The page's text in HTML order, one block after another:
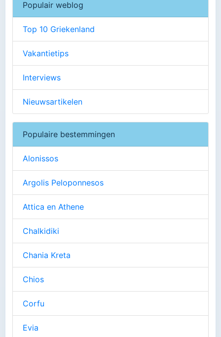
Populair weblog
Top 10 Griekenland
Vakantietips
Interviews
Nieuwsartikelen
Populaire bestemmingen
Alonissos
Argolis Peloponnesos
Attica en Athene
Chalkidiki
Chania Kreta
Chios
Corfu
Evia